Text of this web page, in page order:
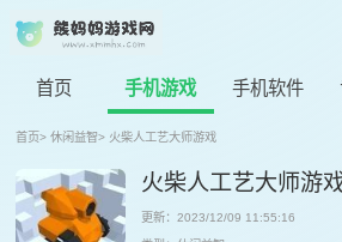
首页 手机游戏 手机软件
首页> 休闲益智> 火柴人工艺大师游戏
火柴人工艺大师游
更新：2023/12/09 11:55:16